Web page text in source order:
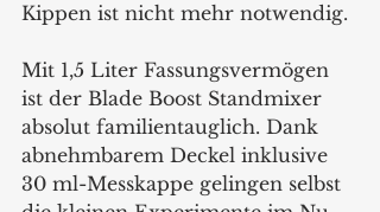
Kippen ist nicht mehr notwendig.
Mit 1,5 Liter Fassungsvermögen
ist der Blade Boost Standmixer
absolut familientauglich. Dank
abnehmbarem Deckel inklusive
30 ml-Messkappe gelingen selbst